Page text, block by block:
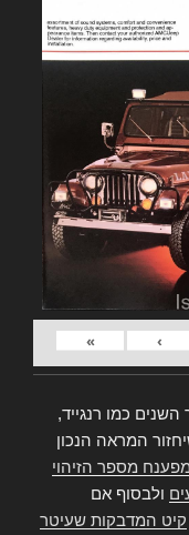
›
»
השנים כמו רנגייד,
המראה הנכון
מספר הזיהוי
ולבסוף אם
קיט המדבקות שעיטר